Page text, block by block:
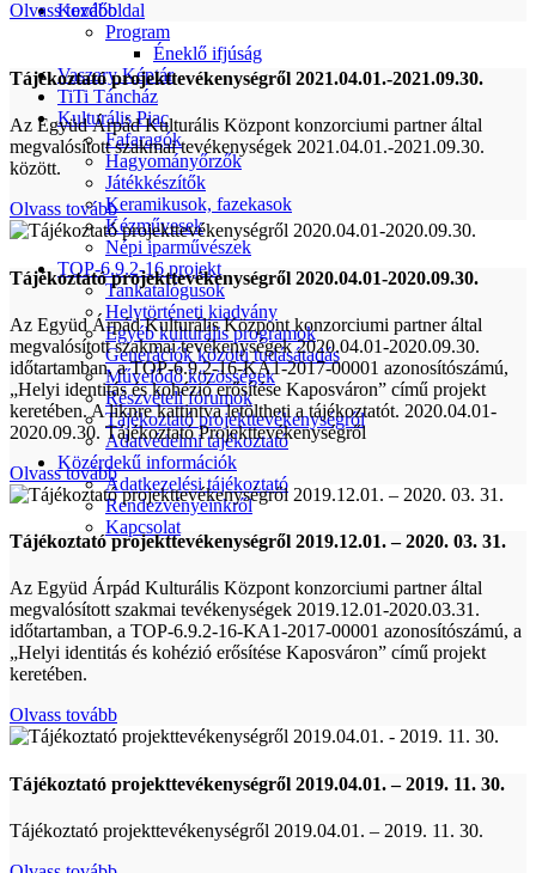
Kezdőoldal
Program
Éneklő ifjúság
Vaszary Képtár
TiTi Táncház
Kulturális Piac
Fafaragók
Hagyományőrzők
Játékkészítők
Keramikusok, fazekasok
Kézművesek
Népi iparművészek
TOP-6.9.2-16 projekt
Tankatalógusok
Helytörténeti kiadvány
Egyéb kulturális programok
Generációk közötti tudásátadás
Művelődő közösségek
Részvételi fórumok
Tájékoztató projekttevékenységről
Adatvédelmi tájékoztató
Közérdekű információk
Adatkezelési tájékoztató
Rendezvényeinkről
Kapcsolat
Olvass tovább
Tájékoztató projekttevékenységről 2021.04.01.-2021.09.30.
Az Együd Árpád Kulturális Központ konzorciumi partner által
megvalósított szakmai tevékenységek 2021.04.01.-2021.09.30.
között.
Olvass tovább
Tájékoztató projekttevékenységről 2020.04.01-2020.09.30.
Az Együd Árpád Kulturális Központ konzorciumi partner által
megvalósított szakmai tevékenységek 2020.04.01-2020.09.30.
időtartamban, a TOP-6.9.2-16-KA1-2017-00001 azonosítószámú,
„Helyi identitás és kohézió erősítése Kaposváron” című projekt
keretében. A liknre kattintva letöltheti a tájékoztatót. 2020.04.01-
2020.09.30. Tájékoztató Projekttevékenységről
Olvass tovább
Tájékoztató projekttevékenységről 2019.12.01. – 2020. 03. 31.
Az Együd Árpád Kulturális Központ konzorciumi partner által
megvalósított szakmai tevékenységek 2019.12.01-2020.03.31.
időtartamban, a TOP-6.9.2-16-KA1-2017-00001 azonosítószámú, a
„Helyi identitás és kohézió erősítése Kaposváron” című projekt
keretében.
Olvass tovább
Tájékoztató projekttevékenységről 2019.04.01. – 2019. 11. 30.
Tájékoztató projekttevékenységről 2019.04.01. – 2019. 11. 30.